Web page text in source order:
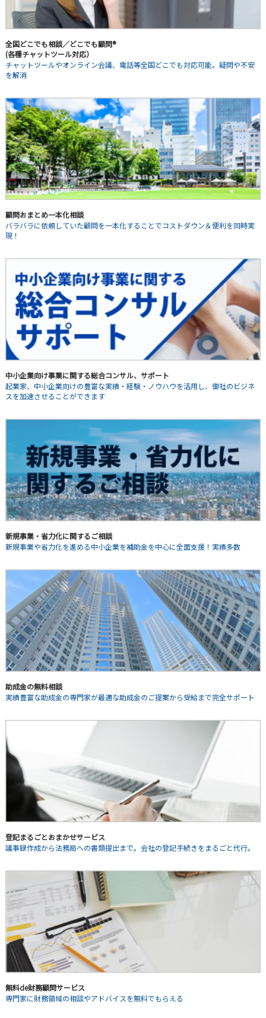
全国どこでも相談／どこでも顧問®
(各種チャットツール対応）
チャットツールやオンライン会議、電話等全国どこでも対応可能。疑問や不安
を解消
顧問おまとめ一本化相談
バラバラに依頼していた顧問を一本化することでコストダウン＆便利を同時実
現！
中小企業向け事業に関する総合コンサル、サポート
起業家、中小企業向けの豊富な実績・経験・ノウハウを活用し、御社のビジネ
スを加速させることができます
新規事業・省力化に関するご相談
新規事業や省力化を進める中小企業を補助金を中心に全面支援！実績多数
助成金の無料相談
実績豊富な助成金の専門家が最適な助成金のご提案から受給まで完全サポート
登記まるごとおまかせサービス
議事録作成から法務局への書類提出まで。会社の登記手続きをまるごと代行。
無料de財務顧問サービス
専門家に財務領域の相談やアドバイスを無料でもらえる